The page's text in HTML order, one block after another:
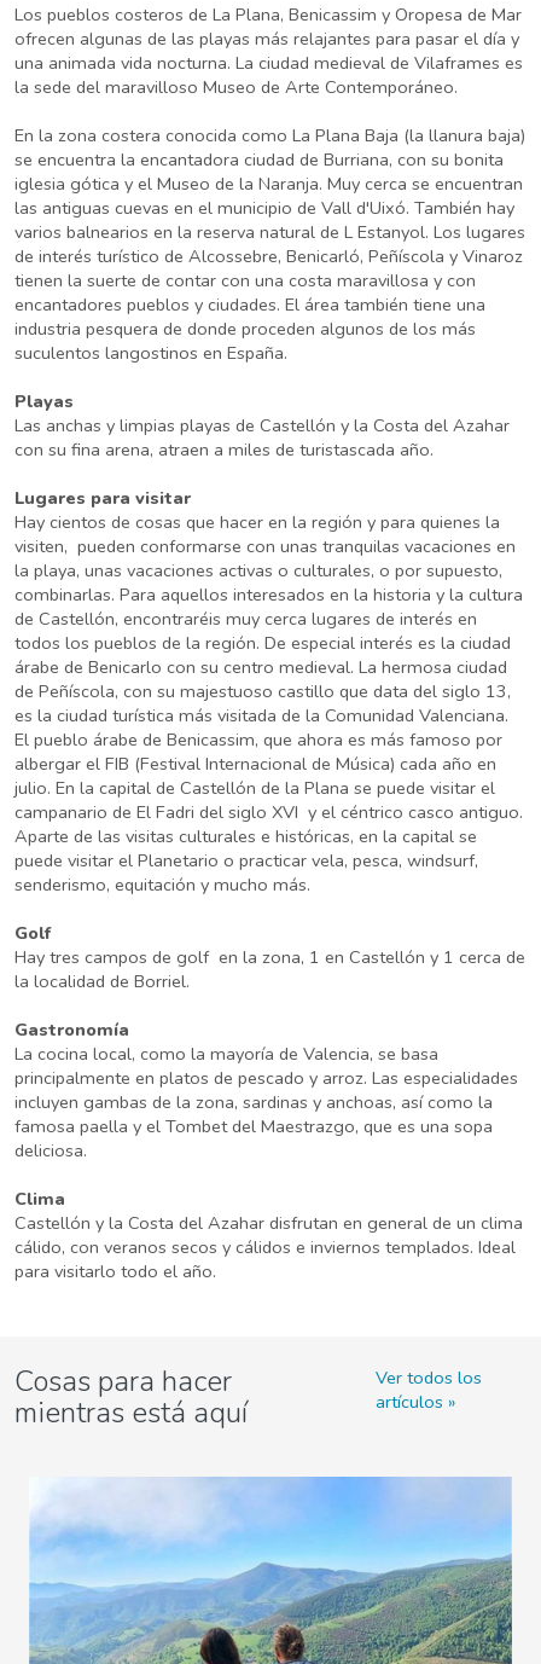
Los pueblos costeros de La Plana, Benicassim y Oropesa de Mar
ofrecen algunas de las playas más relajantes para pasar el día y
una animada vida nocturna. La ciudad medieval de Vilaframes es
la sede del maravilloso Museo de Arte Contemporáneo.
En la zona costera conocida como La Plana Baja (la llanura baja)
se encuentra la encantadora ciudad de Burriana, con su bonita
iglesia gótica y el Museo de la Naranja. Muy cerca se encuentran
las antiguas cuevas en el municipio de Vall d'Uixó. También hay
varios balnearios en la reserva natural de L Estanyol. Los lugares
de interés turístico de Alcossebre, Benicarló, Peñíscola y Vinaroz
tienen la suerte de contar con una costa maravillosa y con
encantadores pueblos y ciudades. El área también tiene una
industria pesquera de donde proceden algunos de los más
suculentos langostinos en España.
Playas
Las anchas y limpias playas de Castellón y la Costa del Azahar
con su fina arena, atraen a miles de turistascada año.
Lugares para visitar
Hay cientos de cosas que hacer en la región y para quienes la
visiten, pueden conformarse con unas tranquilas vacaciones en
la playa, unas vacaciones activas o culturales, o por supuesto,
combinarlas. Para aquellos interesados en la historia y la cultura
de Castellón, encontraréis muy cerca lugares de interés en
todos los pueblos de la región. De especial interés es la ciudad
árabe de Benicarlo con su centro medieval. La hermosa ciudad
de Peñíscola, con su majestuoso castillo que data del siglo 13,
es la ciudad turística más visitada de la Comunidad Valenciana.
El pueblo árabe de Benicassim, que ahora es más famoso por
albergar el FIB (Festival Internacional de Música) cada año en
julio. En la capital de Castellón de la Plana se puede visitar el
campanario de El Fadri del siglo XVI y el céntrico casco antiguo.
Aparte de las visitas culturales e históricas, en la capital se
puede visitar el Planetario o practicar vela, pesca, windsurf,
senderismo, equitación y mucho más.
Golf
Hay tres campos de golf en la zona, 1 en Castellón y 1 cerca de
la localidad de Borriel.
Gastronomía
La cocina local, como la mayoría de Valencia, se basa
principalmente en platos de pescado y arroz. Las especialidades
incluyen gambas de la zona, sardinas y anchoas, así como la
famosa paella y el Tombet del Maestrazgo, que es una sopa
deliciosa.
Clima
Castellón y la Costa del Azahar disfrutan en general de un clima
cálido, con veranos secos y cálidos e inviernos templados. Ideal
para visitarlo todo el año.
Cosas para hacer
mientras está aquí
Ver todos los
artículos